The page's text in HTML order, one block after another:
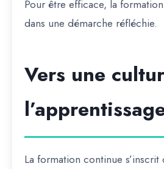
Pour être efficace, la
dans une démarche réfléchie.
Vers une
La formation continue